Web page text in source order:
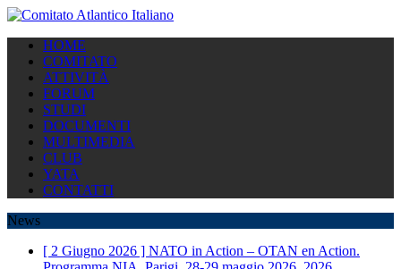
HOME
COMITATO
ATTIVITÀ
FORUM
STUDI
DOCUMENTI
MULTIMEDIA
CLUB
YATA
CONTATTI
News
[ 2 Giugno 2026 ] NATO in Action – OTAN en Action.